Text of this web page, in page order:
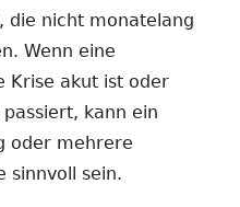
die nicht monatelang
Wenn eine
Krise akut ist oder
kann ein
oder mehrere
sinnvoll sein.